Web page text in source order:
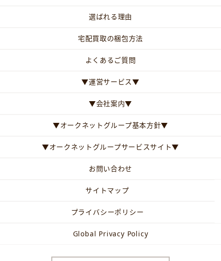
選ばれる理由
宅配買取の梱包方法
よくあるご質問
▼運営サービス▼
▼会社案内▼
▼オークネットグループ基本方針▼
▼オークネットグループサービスサイト▼
お問い合わせ
サイトマップ
プライバシーポリシー
Global Privacy Policy